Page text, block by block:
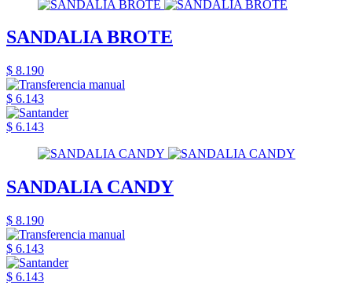
SANDALIA BROTE
$ 8.190
$ 6.143
$ 6.143
SANDALIA CANDY
$ 8.190
$ 6.143
$ 6.143